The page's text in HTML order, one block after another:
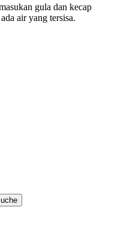
gula dan kecap
air yang tersisa.